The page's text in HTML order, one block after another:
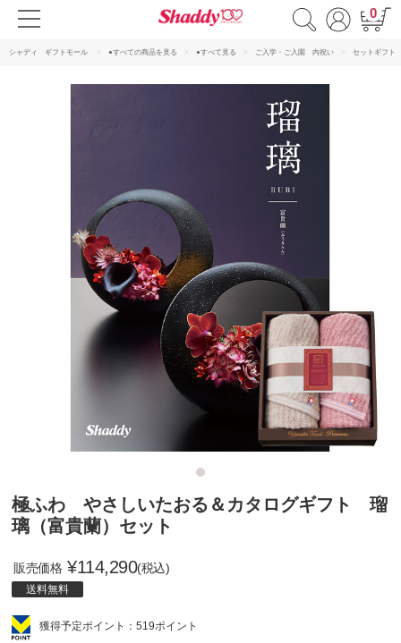
0
シャディ ギフトモール ●すべての商品を見る ●すべて見る ご入学・ご入園 内祝い セットギフト
極ふわ やさしいたおる＆カタログギフト 瑠
璃（富貴蘭）セット
販売価格 ¥114,290(税込)
送料無料
獲得予定ポイント：519ポイント